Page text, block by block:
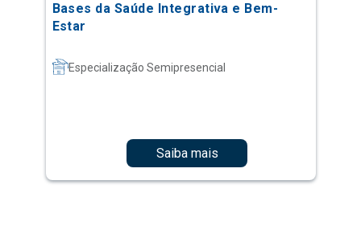
Bases da Saúde Integrativa e Bem-
Estar
Especialização Semipresencial
Saiba mais